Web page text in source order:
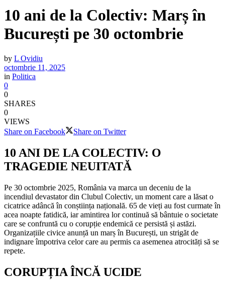
10 ani de la Colectiv: Marș în
București pe 30 octombrie
by L Ovidiu
octombrie 11, 2025
in Politica
0
0
SHARES
0
VIEWS
Share on Facebook
Share on Twitter
10 ANI DE LA COLECTIV: O
TRAGEDIE NEUITATĂ
Pe 30 octombrie 2025, România va marca un deceniu de la
incendiul devastator din Clubul Colectiv, un moment care a lăsat o
cicatrice adâncă în conștiința națională. 65 de vieți au fost curmate în
acea noapte fatidică, iar amintirea lor continuă să bântuie o societate
care se confruntă cu o corupție endemică ce persistă și astăzi.
Organizațiile civice anunță un marș în București, un strigăt de
indignare împotriva celor care au permis ca asemenea atrocități să se
repete.
CORUPȚIA ÎNCĂ UCIDE